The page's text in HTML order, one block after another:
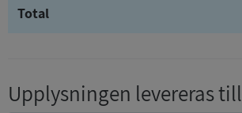
Total
Upplysningen levereras till